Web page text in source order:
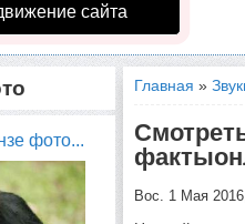
сайта
фото...
Главная »
Вос. 1 Мая